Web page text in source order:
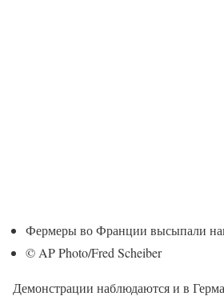
Фермеры во Франции высыпали
© AP Photo/Fred Scheiber
Демонстрации наблюдаются и в